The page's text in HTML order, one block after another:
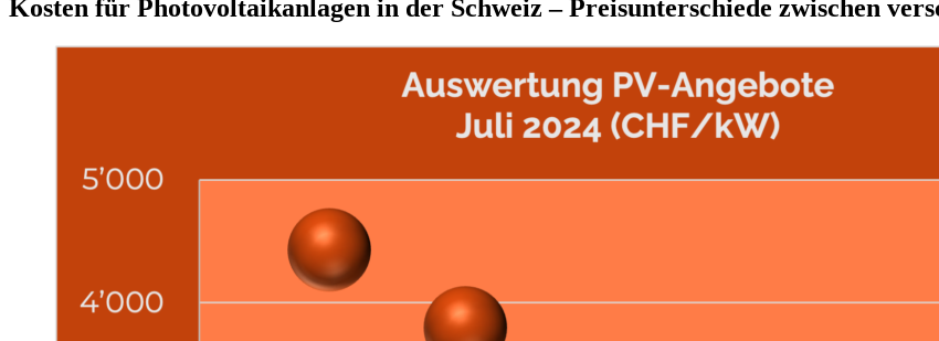
Kosten für Photovoltaikanlagen in der Schweiz – Preisunterschiede zwischen